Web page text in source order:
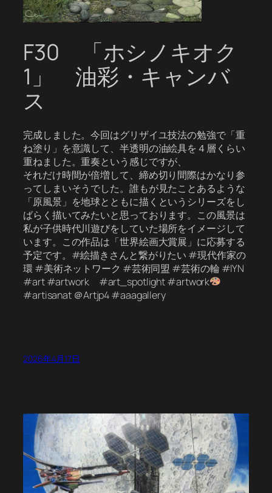
F30 「ホシノキオク
1」 油彩・キャンバ
ス
完成しました。今回はグリザイユ技法の勉強で「重
ね塗り」を意識して、半透明の油絵具を４層くらい
重ねました。重奏という感じですが、
それだけ時間が倍増して、締め切り間際はかなり参
ってしまいそうでした。誰もが見たことあるような
「原風景」を地球とともに描くというシリーズをし
ばらく描いてみたいと思っております。この風景は
私が子供時代川遊びをしていた場所をイメージして
います。この作品は「世界絵画大賞展」に応募する
予定です。#絵描きさんと繋がりたい #現代作家の
環 #美術ネットワーク #芸術同盟 #芸術の輪 #IYN
#art #artwork #art_spotlight #artwork
#artisanat ＠Artjp4 #aaagallery
2026年4月17日